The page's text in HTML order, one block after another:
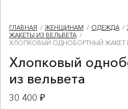
ГЛАВНАЯ ЖЕНЩИНАМ ОДЕЖДА
ЖАКЕТЫ ИЗ ВЕЛЬВЕТА
ХЛОПКОВЫЙ ОДНОБОРТНЫЙ ЖАКЕТ
Хлопковый
из вельвета
30 400 ₽